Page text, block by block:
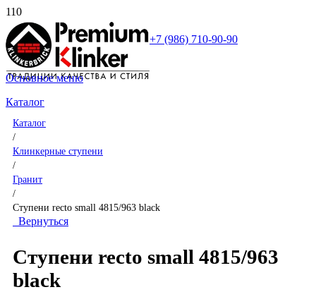
+7 (986) 710-90-90
Основное меню
Каталог
Каталог
/
Клинкерные ступени
/
Гранит
/
Ступени recto small 4815/963 black
Вернуться
Ступени recto small 4815/963
black